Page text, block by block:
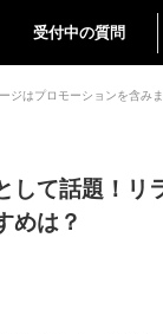
受付中の質問
ジはプロモーションを含み
して話題！リ
めは？